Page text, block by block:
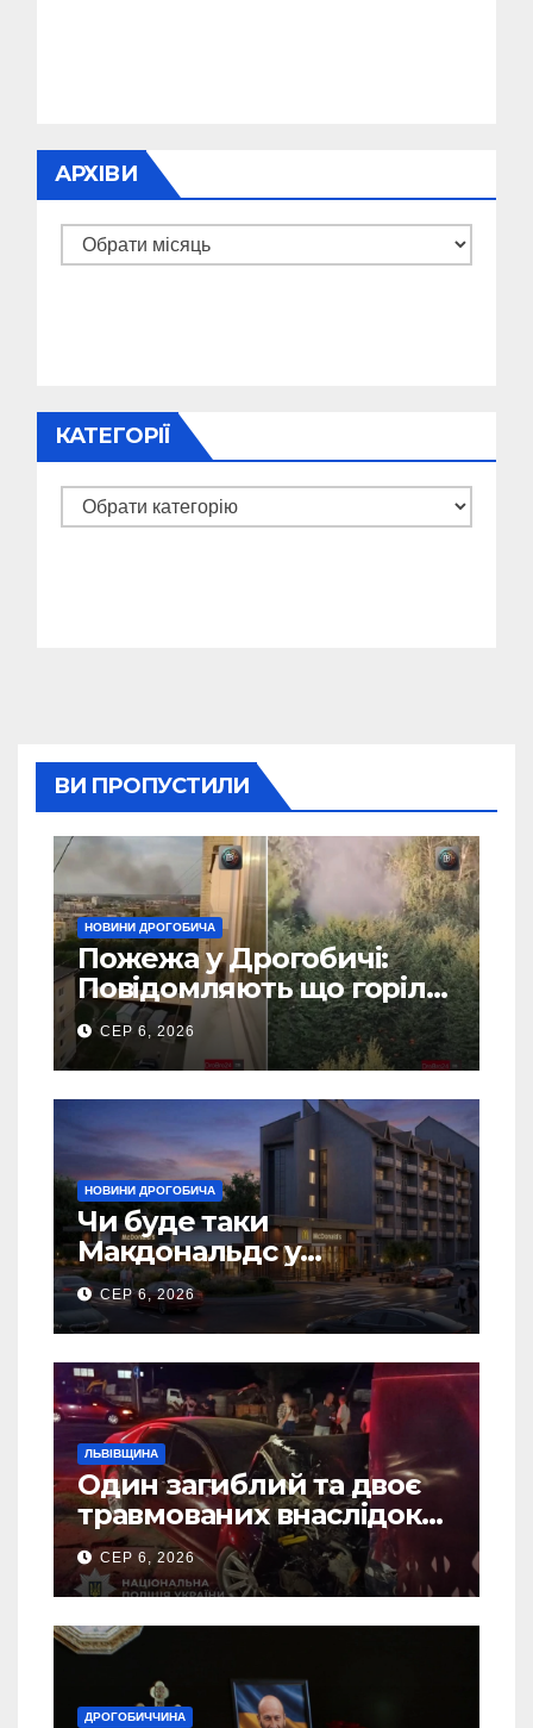
АРХІВИ
Архіви
КАТЕГОРІЇ
Категорії
ВИ ПРОПУСТИЛИ
НОВИНИ ДРОГОБИЧА
Пожежа у Дрогобичі:
Повідомляють що горіло
5 гаражів (Відео)
СЕР 6, 2026
НОВИНИ ДРОГОБИЧА
Чи буде таки
Макдональдс у
Дрогобичі? (Фото)
СЕР 6, 2026
ЛЬВІВЩИНА
Один загиблий та двоє
травмованих внаслідок
ДТП на Самбірщині
СЕР 6, 2026
ДРОГОБИЧЧИНА